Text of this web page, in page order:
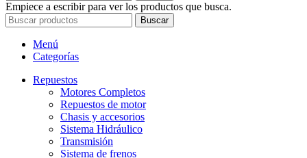
Empiece a escribir para ver los productos que busca.
Buscar
Menú
Categorías
Repuestos
Motores Completos
Repuestos de motor
Chasis y accesorios
Sistema Hidráulico
Transmisión
Sistema de frenos